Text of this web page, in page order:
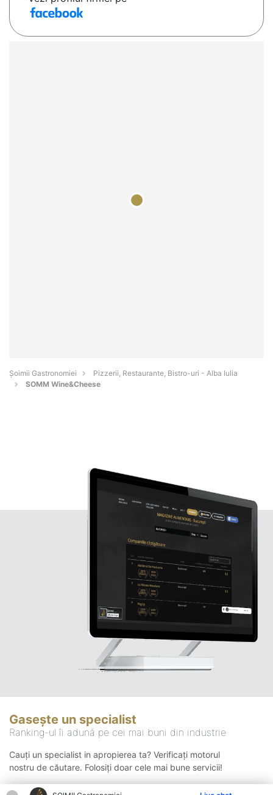
Șoimii Gastronomiei
Pizzerii, Restaurante, Bistro-uri - Alba Iulia
SOMM Wine&Cheese
Gasește un specialist
Ranking-ul îi adună pe cei mai buni din industrie
Cauți un specialist in apropierea ta? Verificați motorul
nostru de căutare. Folosiți doar cele mai bune servicii!